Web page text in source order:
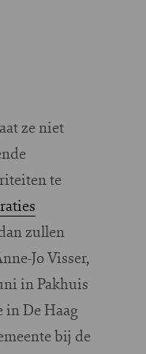
ze niet
te
zullen
Jo Visser,
in Pakhuis
in De Haag
bij de